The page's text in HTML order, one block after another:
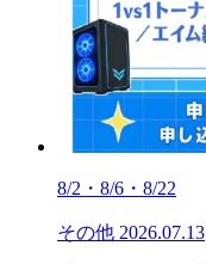
8/2・8/6・8/22
その他 2026.07.13